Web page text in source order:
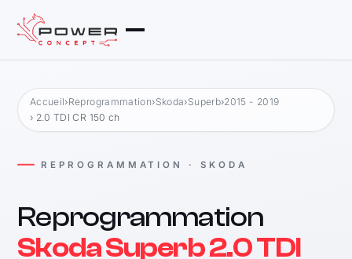
Accueil›Reprogrammation›Skoda›Superb›2015 - 2019
› 2.0 TDI CR 150 ch
REPROGRAMMATION · SKODA
Reprogrammation
Skoda Superb 2.0 TDI